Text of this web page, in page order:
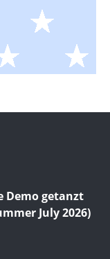
Demo getanzt
July 2026)